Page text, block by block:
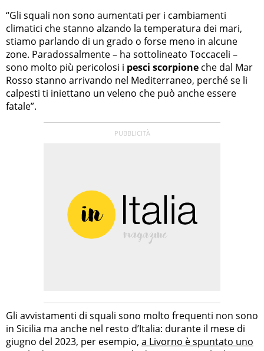
“Gli squali non sono aumentati per i cambiamenti
climatici che stanno alzando la temperatura dei mari,
stiamo parlando di un grado o forse meno in alcune
zone. Paradossalmente – ha sottolineato Toccaceli –
sono molto più pericolosi i pesci scorpione che dal Mar
Rosso stanno arrivando nel Mediterraneo, perché se li
calpesti ti iniettano un veleno che può anche essere
fatale”.
Gli avvistamenti di squali sono molto frequenti non sono
in Sicilia ma anche nel resto d’Italia: durante il mese di
giugno del 2023, per esempio, a Livorno è spuntato uno